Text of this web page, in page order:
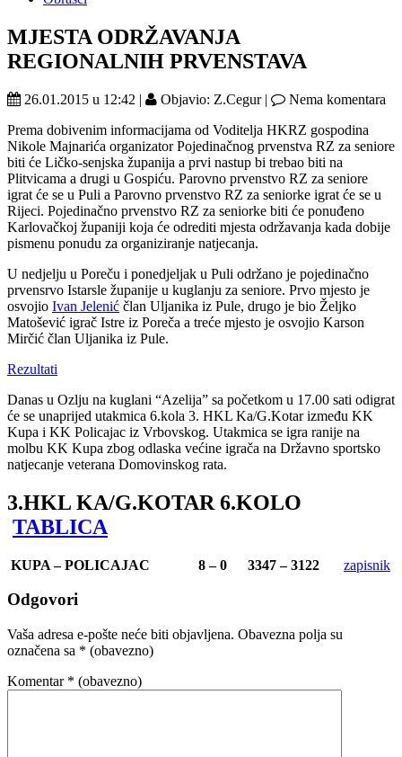
MJESTA ODRŽAVANJA
REGIONALNIH PRVENSTAVA
26.01.2015 u 12:42 | Objavio: Z.Cegur |
Nema komentara
Prema dobivenim informacijama od Voditelja HKRZ gospodina
Nikole Majnarića organizator Pojedinačnog prvenstva RZ za seniore
biti će Ličko-senjska županija a prvi nastup bi trebao biti na
Plitvicama a drugi u Gospiću. Parovno prvenstvo RZ za seniore
igrat će se u Puli a Parovno prvenstvo RZ za seniorke igrat će se u
Rijeci. Pojedinačno prvenstvo RZ za seniorke biti će ponuđeno
Karlovačkoj županiji koja će odrediti mjesta održavanja kada dobije
pismenu ponudu za organiziranje natjecanja.
U nedjelju u Poreču i ponedjeljak u Puli održano je pojedinačno
prvensrvo Istarsle županije u kuglanju za seniore. Prvo mjesto je
osvojio Ivan Jelenić član Uljanika iz Pule, drugo je bio Željko
Matošević igrač Istre iz Poreča a treće mjesto je osvojio Karson
Mirčić član Uljanika iz Pule.
Rezultati
Danas u Ozlju na kuglani “Azelija” sa početkom u 17.00 sati odigrat
će se unaprijed utakmica 6.kola 3. HKL Ka/G.Kotar između KK
Kupa i KK Policajac iz Vrbovskog. Utakmica se igra ranije na
molbu KK Kupa zbog odlaska većine igrača na Državno sportsko
natjecanje veterana Domovinskog rata.
3.HKL KA/G.KOTAR 6.KOLO
TABLICA
KUPA – POLICAJAC 8 – 0 3347 – 3122 zapisnik
Odgovori
Vaša adresa e-pošte neće biti objavljena. Obavezna polja su
označena sa * (obavezno)
Komentar * (obavezno)